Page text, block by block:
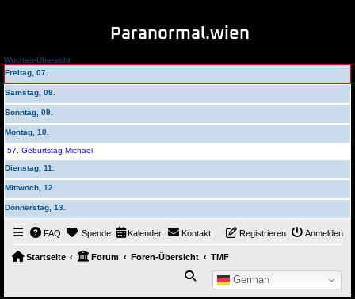
Paranormal.wien
Wochen-Übersicht
Freitag, 07.
Samstag, 08.
Sonntag, 09.
Montag, 10.
57. Geburtstag Michael
Dienstag, 11.
Mittwoch, 12.
Donnerstag, 13.
FAQ Spende Kalender Kontakt Anmelden
Registrieren
Startseite Forum Foren-Übersicht TMF
German
Suche